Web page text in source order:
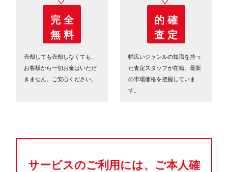
完 全
無 料
売却しても売却しなくても、
お客様から一切お金はいただ
きません。ご安心ください。
的 確
査 定
幅広いジャンルの知識を持っ
た査定スタッフが在籍。最新
の市場価格を把握していま
す。
サービスのご利用には、ご本人確